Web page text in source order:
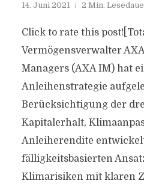
14. Juni 2021 2 Min.
Click to rate this
Vermögensverwalter
Managers (AXA IM) hat
Anleihenstrategie
Berücksichtigung der
Kapitalerhalt,
Anleiherendite
fälligkeitsbasierten
Klimarisiken mit klaren